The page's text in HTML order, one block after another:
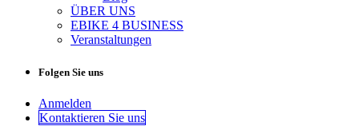
ÜBER UNS
EBIKE 4 BUSINESS
Veranstaltungen
Folgen Sie uns
Anmelden
Kontaktieren Sie uns